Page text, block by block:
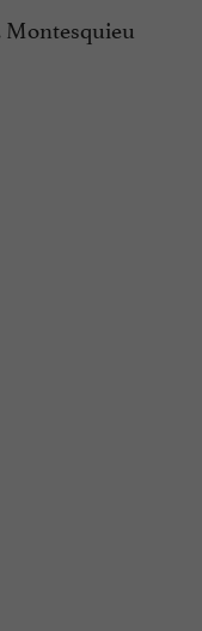
Montesquieu